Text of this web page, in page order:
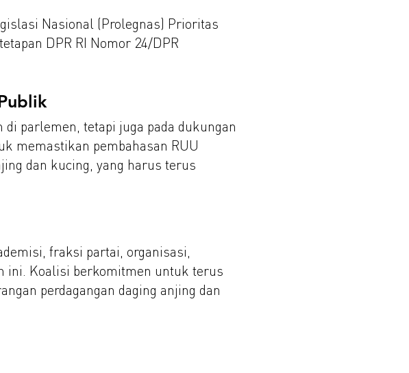
Nasional (Prolegnas) Prioritas
DPR RI Nomor 24/DPR
parlemen, tetapi juga pada dukungan
memastikan pembahasan RUU
dan kucing, yang harus terus
fraksi partai, organisasi,
ini. Koalisi berkomitmen untuk terus
perdagangan daging anjing dan